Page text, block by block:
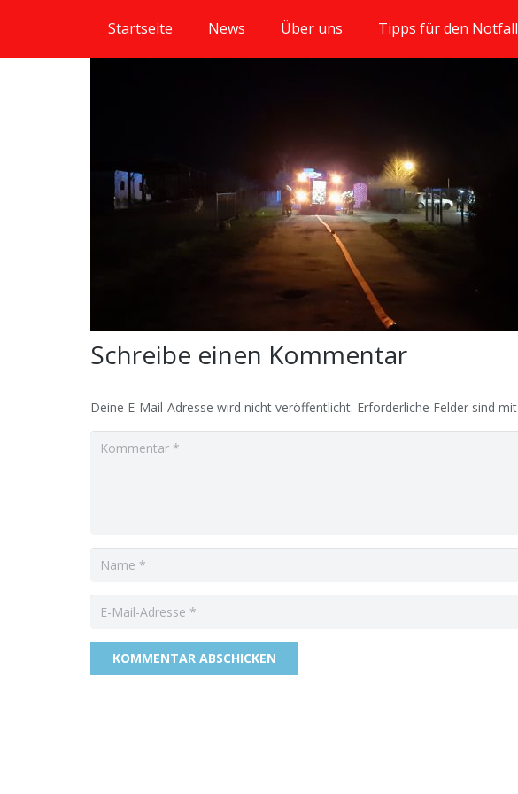
Startseite News Über uns Tipps für den Notfall
Schreibe einen Kommentar
Deine E-Mail-Adresse wird nicht veröffentlicht. Erforderliche Felder sind mit
KOMMENTAR ABSCHICKEN